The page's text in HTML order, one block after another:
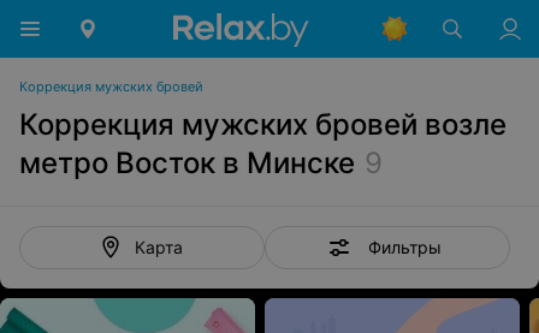
Коррекция мужских бровей
Коррекция мужских бровей возле
метро Восток в Минске 9
Карта Фильтры